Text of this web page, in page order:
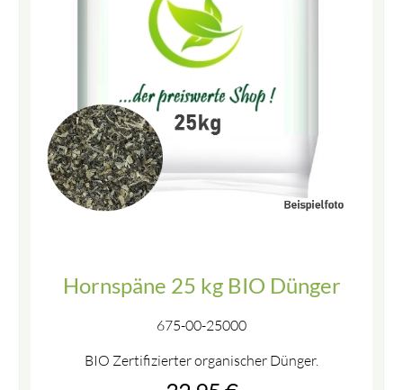
Hornspäne 25 kg BIO Dünger
675-00-25000
BIO Zertifizierter organischer Dünger.